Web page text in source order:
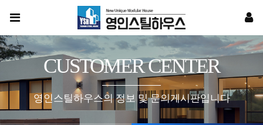
CUSTOMER CENTER
영인스틸하우스의 정보 및 문의게시판입니다